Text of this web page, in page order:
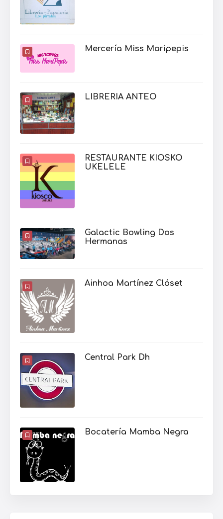
Mercería Miss Maripepis
LIBRERIA ANTEO
RESTAURANTE KIOSKO
UKELELE
Galactic Bowling Dos
Hermanas
Ainhoa Martínez Clóset
Central Park Dh
Bocatería Mamba Negra